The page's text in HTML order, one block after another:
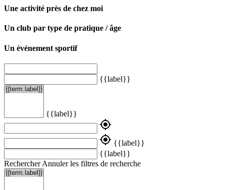
Une activité près de chez moi
Un club par type de pratique / âge
Un événement sportif
{{label}}
{{label}}
my_location
my_location {{label}}
{{label}}
Rechercher Annuler les filtres de recherche